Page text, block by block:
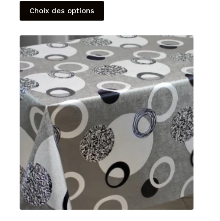
Choix des options
Ce
produit
a
Les
options
peuvent
être
choisies
sur
la
page
produit